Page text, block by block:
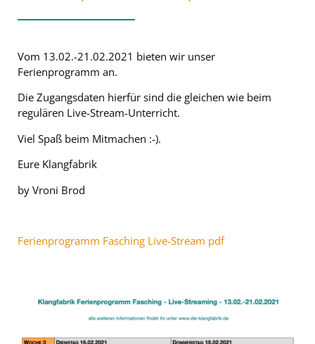
Vom 13.02.-21.02.2021 bieten wir unser
Ferienprogramm an.
Die Zugangsdaten hierfür sind die gleichen wie beim
regulären Live-Stream-Unterricht.
Viel Spaß beim Mitmachen :-).
Eure Klangfabrik
by Vroni Brod
Ferienprogramm Fasching Live-Stream pdf